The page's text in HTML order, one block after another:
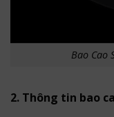
Bao Cao
2. Thông tin bao